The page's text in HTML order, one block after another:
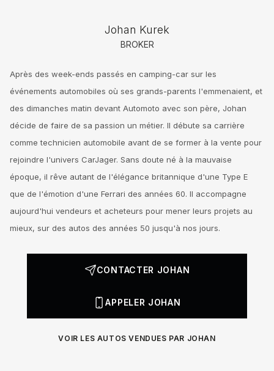
Johan Kurek
BROKER
Après des week-ends passés en camping-car sur les
événements automobiles où ses grands-parents l'emmenaient, et
des dimanches matin devant Automoto avec son père, Johan
décide de faire de sa passion un métier. Il débute sa carrière
comme technicien automobile avant de se former à la vente pour
rejoindre l'univers CarJager. Sans doute né à la mauvaise
époque, il rêve autant de l'élégance britannique d'une Type E
que de l'émotion d'une Ferrari des années 60. Il accompagne
aujourd'hui vendeurs et acheteurs pour mener leurs projets au
mieux, sur des autos des années 50 jusqu'à nos jours.
CONTACTER JOHAN
APPELER JOHAN
VOIR LES AUTOS VENDUES PAR JOHAN